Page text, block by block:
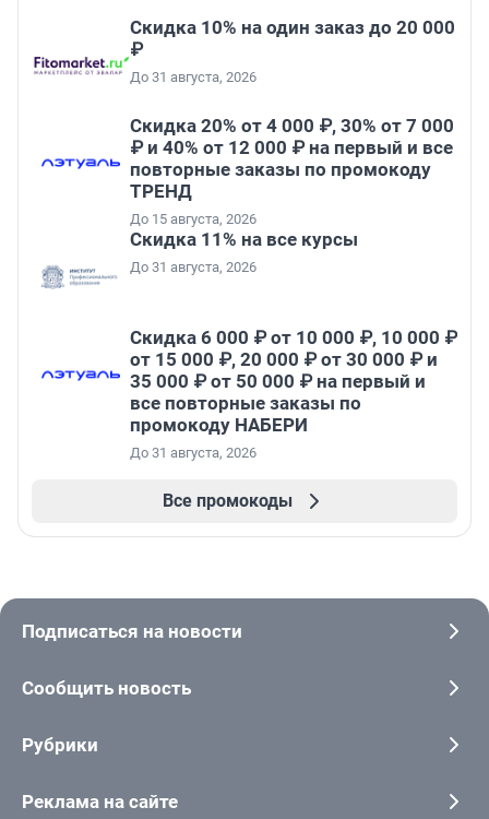
Скидка 10% на один заказ до 20 000
₽
До 31 августа, 2026
Скидка 20% от 4 000 ₽, 30% от 7 000
₽ и 40% от 12 000 ₽ на первый и все
повторные заказы по промокоду
ТРЕНД
До 15 августа, 2026
Скидка 11% на все курсы
До 31 августа, 2026
Скидка 6 000 ₽ от 10 000 ₽, 10 000 ₽
от 15 000 ₽, 20 000 ₽ от 30 000 ₽ и
35 000 ₽ от 50 000 ₽ на первый и
все повторные заказы по
промокоду НАБЕРИ
До 31 августа, 2026
Все промокоды
Подписаться на новости
Сообщить новость
Рубрики
Реклама на сайте